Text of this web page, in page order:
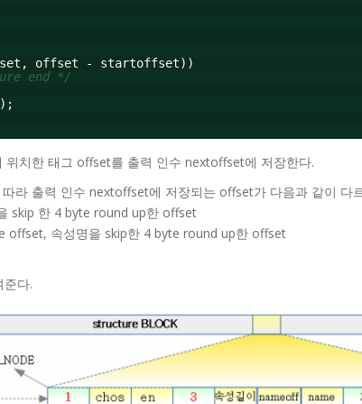
offset - startoffset))
end */
치한 태그 offset를 출력 인수 nextoffset에 저장한다.
라 출력 인수 nextoffset에 저장되는 offset가 다음과 같이 다
skip 한 4 byte round up한 offset
offset, 속성명을 skip한 4 byte round up한 offset
다.